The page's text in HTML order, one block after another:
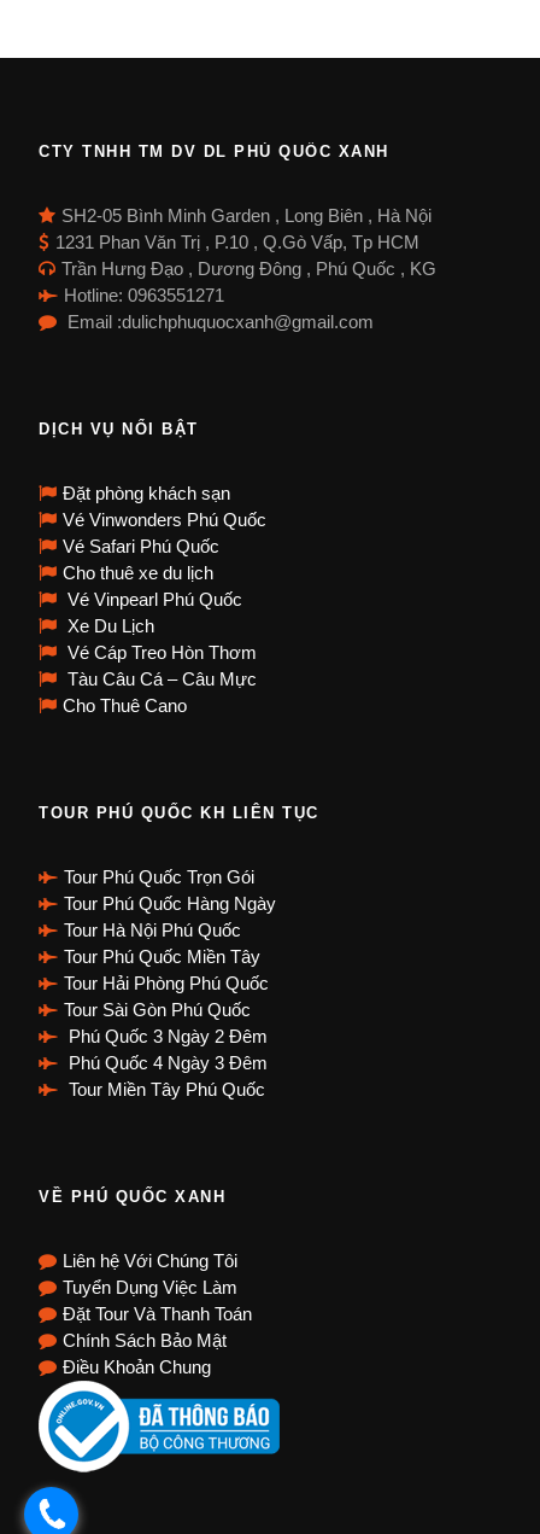
CTY TNHH TM DV DL PHÚ QUỐC XANH
SH2-05 Bình Minh Garden , Long Biên , Hà Nội
1231 Phan Văn Trị , P.10 , Q.Gò Vấp, Tp HCM
Trần Hưng Đạo , Dương Đông , Phú Quốc , KG
Hotline: 0963551271
Email :dulichphuquocxanh@gmail.com
DỊCH VỤ NỔI BẬT
Đặt phòng khách sạn
Vé Vinwonders Phú Quốc
Vé Safari Phú Quốc
Cho thuê xe du lịch
Vé Vinpearl Phú Quốc
Xe Du Lịch
Vé Cáp Treo Hòn Thơm
Tàu Câu Cá – Câu Mực
Cho Thuê Cano
TOUR PHÚ QUỐC KH LIÊN TỤC
Tour Phú Quốc Trọn Gói
Tour Phú Quốc Hàng Ngày
Tour Hà Nội Phú Quốc
Tour Phú Quốc Miền Tây
Tour Hải Phòng Phú Quốc
Tour Sài Gòn Phú Quốc
Phú Quốc 3 Ngày 2 Đêm
Phú Quốc 4 Ngày 3 Đêm
Tour Miền Tây Phú Quốc
VỀ PHÚ QUỐC XANH
Liên hệ Với Chúng Tôi
Tuyển Dụng Việc Làm
Đặt Tour Và Thanh Toán
Chính Sách Bảo Mật
Điều Khoản Chung
.